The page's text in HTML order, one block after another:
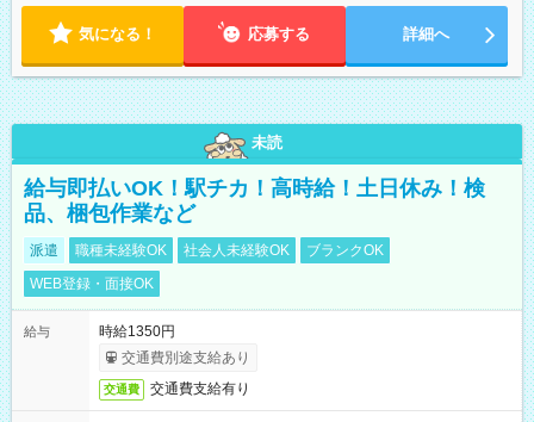
気になる！ 応募する 詳細へ
未読
給与即払いOK！駅チカ！高時給！土日休み！検
品、梱包作業など
派遣 職種未経験OK 社会人未経験OK
ブランクOK
WEB登録・面接OK
給与
時給1350円
交通費別途支給あり
交通費 交通費支給有り